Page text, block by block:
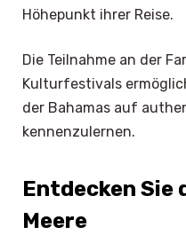
Höhepunkt ihrer Reise.
Die Teilnahme an der
Kulturfestivals
der Bahamas auf
kennenzulernen.
Entdecken Sie
Meere